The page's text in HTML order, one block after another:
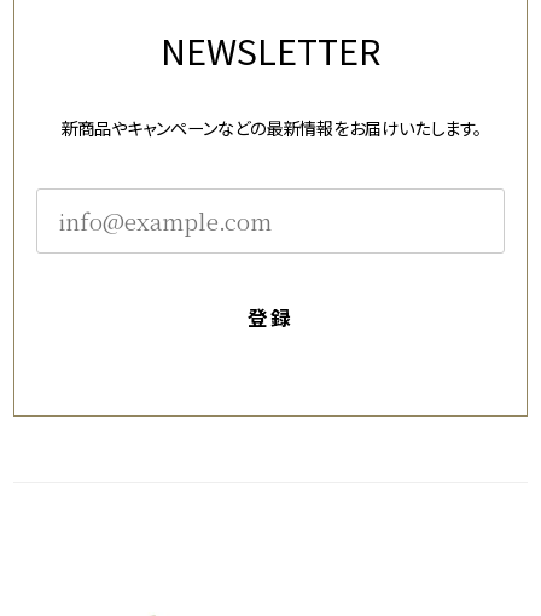
NEWSLETTER
新商品やキャンペーンなどの最新情報をお届けいたします。
登録